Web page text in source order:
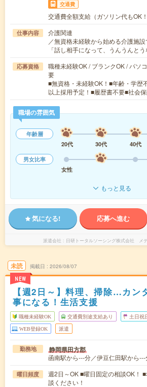
交通費
交通費全額支給（ガソリン代もOK！
仕事内容
介護関連
／無資格未経験から始める介護施
「話し相手になって、うんうんと
応募資格
職種未経験OK / ブランクOK / パソ
要
■無資格・未経験OK！■年齢・学歴
以上採用予定！■履歴書不要■社会
職場の雰囲気
年齢層
20代
30代 40代
男女比率
女性
もっと見る
気になる! 応募へ進む
派遣会社 日研トータルソーシング株式会社 メ
未読
NEW
掲載日 2026/08/07
【週2日～】料理、掃除…カン
事になる！生活支援
職種未経験OK 交通費別途支給あり 土日祝
WEB登録OK 派遣
勤務地 静岡県田方郡
函南駅から---分／伊豆仁田駅から---
曜日頻度
週2日～OK ■曜日固定の相談OK！
談ください！